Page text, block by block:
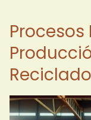
Reciclado